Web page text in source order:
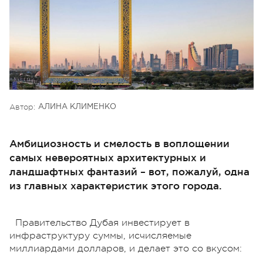
Автор: АЛИНА КЛИМЕНКО
Амбициозность и смелость в воплощении
самых невероятных архитектурных и
ландшафтных фантазий – вот, пожалуй, одна
из главных характеристик этого города.
Правительство Дубая инвестирует в
инфраструктуру суммы, исчисляемые
миллиардами долларов, и делает это со вкусом: